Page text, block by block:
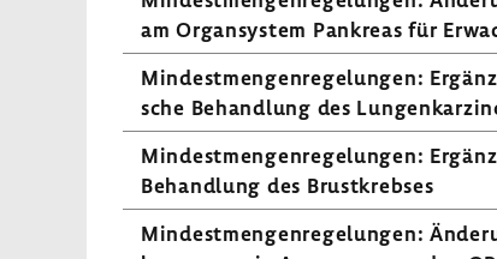
am Organ­system Pankreas für
Mindest­men­gen­re­ge­lungen:
sche Behand­lung des
Mindest­men­gen­re­ge­lungen:
Behand­lung des Brust­krebses
Mindest­men­gen­re­ge­lungen: